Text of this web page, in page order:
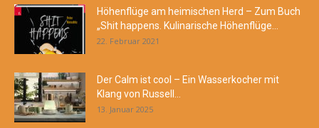
Höhenflüge am heimischen Herd – Zum Buch
„Shit happens. Kulinarische Höhenflüge...
22. Februar 2021
Der Calm ist cool – Ein Wasserkocher mit
Klang von Russell...
13. Januar 2025